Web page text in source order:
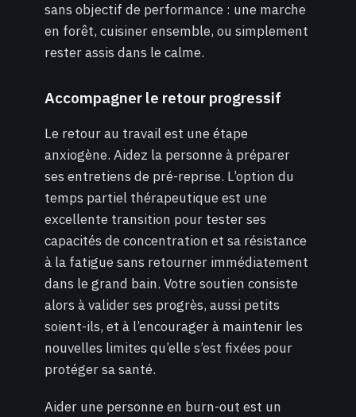
sans objectif de performance : une marche
en forêt, cuisiner ensemble, ou simplement
rester assis dans le calme.
Accompagner le retour progressif
Le retour au travail est une étape
anxiogène. Aidez la personne à préparer
ses entretiens de pré-reprise. L’option du
temps partiel thérapeutique est une
excellente transition pour tester ses
capacités de concentration et sa résistance
à la fatigue sans retourner immédiatement
dans le grand bain. Votre soutien consiste
alors à valider ses progrès, aussi petits
soient-ils, et à l’encourager à maintenir les
nouvelles limites qu’elle s’est fixées pour
protéger sa santé.
Aider une personne en burn-out est un